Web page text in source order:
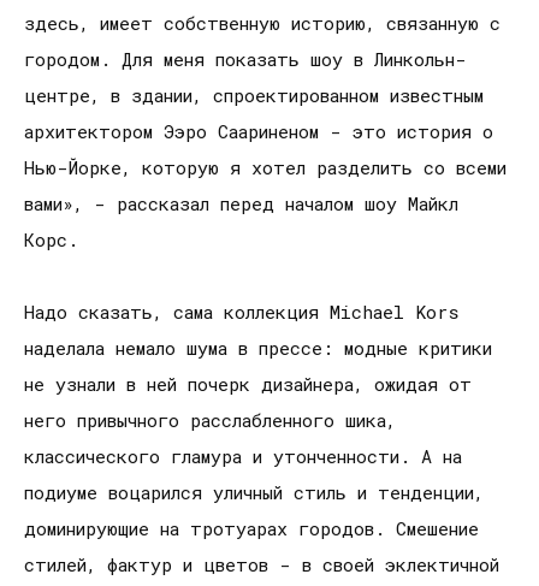
здесь, имеет собственную историю, связанную с
городом. Для меня показать шоу в Линкольн-
центре, в здании, спроектированном известным
архитектором Ээро Саариненом - это история о
Нью-Йорке, которую я хотел разделить со всеми
вами», - рассказал перед началом шоу Майкл
Корс.
Надо сказать, сама коллекция Michael Kors
наделала немало шума в прессе: модные критики
не узнали в ней почерк дизайнера, ожидая от
него привычного расслабленного шика,
классического гламура и утонченности. А на
подиуме воцарился уличный стиль и тенденции,
доминирующие на тротуарах городов. Смешение
стилей, фактур и цветов - в своей эклектичной